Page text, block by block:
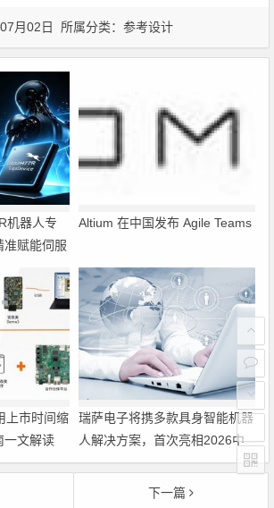
月02日 所属分类：参考设计
机器人专
准赋能伺服
Altium 在中国发布 Agile Teams
上市时间缩
一文解读
瑞萨电子将携多款具身智能机器
人解决方案，首次亮相2026中
国具身智能机器人产业大会
下一篇